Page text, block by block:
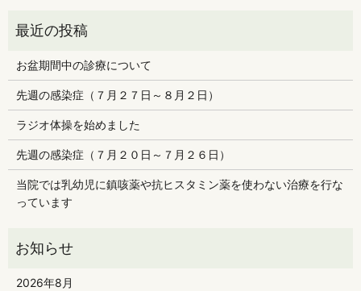
お盆期間中の診療について
先週の感染症（７月２７日～８月２日）
ラジオ体操を始めました
先週の感染症（７月２０日～７月２６日）
当院では乳幼児に鎮咳薬や抗ヒスタミン薬を使わない治療を行な
っています
2026年8月